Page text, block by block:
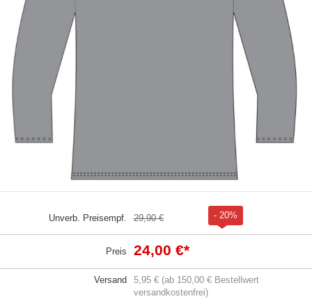
Unverb. Preisempf. 29,90 € - 20%
Preis 24,00 €*
Versand
5,95 € (ab 150,00 € Bestellwert
versandkostenfrei)